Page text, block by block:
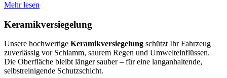
Mehr lesen
Keramikversiegelung
Unsere hochwertige Keramikversiegelung schützt Ihr Fahrzeug
zuverlässig vor Schlamm, saurem Regen und Umwelteinflüssen.
Die Oberfläche bleibt länger sauber – für eine langanhaltende,
selbstreinigende Schutzschicht.